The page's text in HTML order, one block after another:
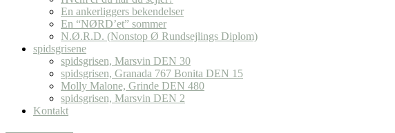
En ankerliggers bekendelser
En “NØRD’et” sommer
N.Ø.R.D. (Nonstop Ø Rundsejlings Diplom)
spidsgrisene
spidsgrisen, Marsvin DEN 30
spidsgrisen, Granada 767 Bonita DEN 15
Molly Malone, Grinde DEN 480
spidsgrisen, Marsvin DEN 2
Kontakt